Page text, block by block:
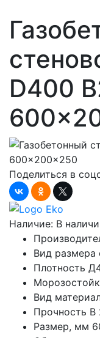
D400
Поделиться в
Наличие: В
Вид размера
Плотность
Вид
Прочность B
Размер, мм